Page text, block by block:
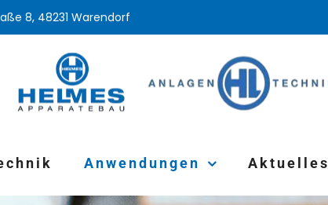
8, 48231 Warendorf
Anwendungen Aktuelles